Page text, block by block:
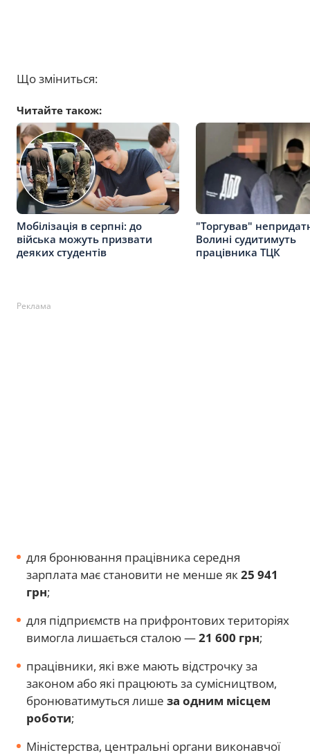
Що зміниться:
Читайте також:
Мобілізація в серпні: до
війська можуть призвати
деяких студентів
"Торгував"
Волині судитимуть
працівника ТЦК
Реклама
для бронювання працівника середня
зарплата має становити не менше як25 941
грн;
для підприємств на прифронтових територіях
вимогла лишається сталою —21 600 грн;
працівники, які вже мають відстрочку за
законом або які працюють за сумісництвом,
бронюватимуться лише за одним місцем
роботи;
Міністерства, центральні органи виконавчої